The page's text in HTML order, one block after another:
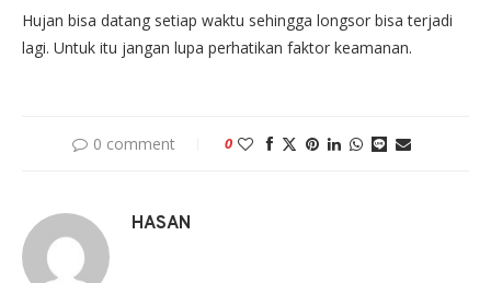
Hujan bisa datang setiap waktu sehingga longsor bisa terjadi
lagi. Untuk itu jangan lupa perhatikan faktor keamanan.
0 comment 0
HASAN